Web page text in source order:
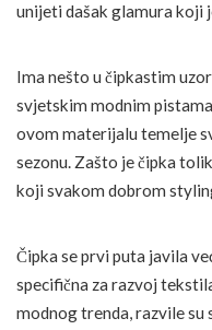
unijeti dašak glamura koji
Ima nešto u čipkastim
svjetskim modnim
ovom materijalu temelje
sezonu. Zašto je čipka
koji svakom dobrom
Čipka se prvi puta javila
specifična za razvoj
modnog trenda, razvile su